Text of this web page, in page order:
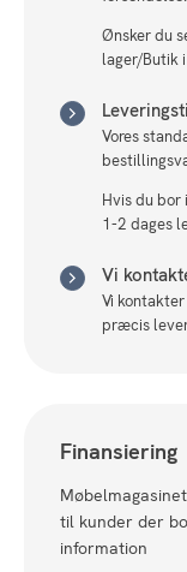
Ønsker du
lager/Butik
Vores
Hvis du bor
1-2 dages
Vi
Vi
præcis
Finansiering
til kunder der
information